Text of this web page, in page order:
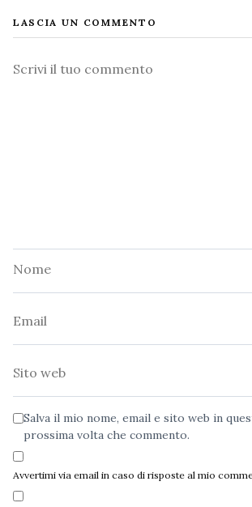
LASCIA UN COMMENTO
Commento
Salva il mio nome, email e sito web in
prossima volta che commento.
Avvertimi via email in caso di risposte al mio